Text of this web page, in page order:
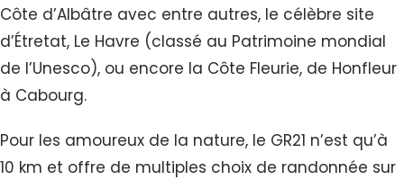
Côte d’Albâtre avec entre autres, le célèbre site
d’Étretat, Le Havre (classé au Patrimoine mondial
de l’Unesco), ou encore la Côte Fleurie, de Honfleur
à Cabourg.
Pour les amoureux de la nature, le GR21 n’est qu’à
10 km et offre de multiples choix de randonnée sur